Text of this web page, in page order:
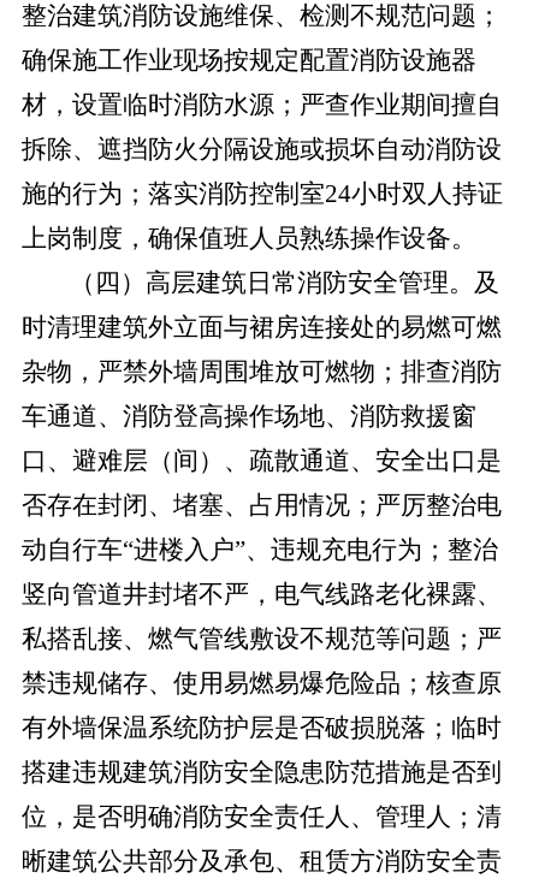
整治建筑消防设施维保、检测不规范问题；
确保施工作业现场按规定配置消防设施器
材，设置临时消防水源；严查作业期间擅自
拆除、遮挡防火分隔设施或损坏自动消防设
施的行为；落实消防控制室24小时双人持证
上岗制度，确保值班人员熟练操作设备。
（四）高层建筑日常消防安全管理。 及
时清理建筑外立面与裙房连接处的易燃可燃
杂物，严禁外墙周围堆放可燃物；排查消防
车通道、消防登高操作场地、消防救援窗
口、避难层（间）、疏散通道、安全出口是
否存在封闭、堵塞、占用情况；严厉整治电
动自行车“进楼入户”、违规充电行为；整治
竖向管道井封堵不严，电气线路老化裸露、
私搭乱接、燃气管线敷设不规范等问题；严
禁违规储存、使用易燃易爆危险品；核查原
有外墙保温系统防护层是否破损脱落；临时
搭建违规建筑消防安全隐患防范措施是否到
位，是否明确消防安全责任人、管理人；清
晰建筑公共部分及承包、租赁方消防安全责